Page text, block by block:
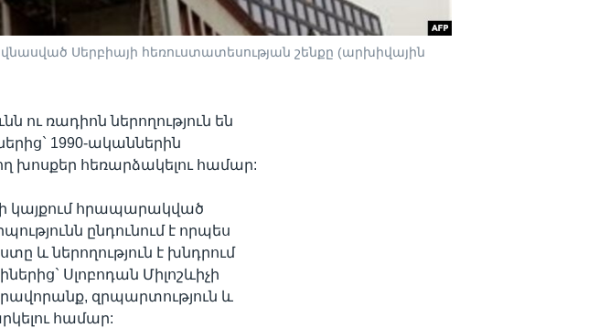
Սերբիայի հեռուստատեսության շենքը (արխիվային
ու ռադիոն ներողություն են
1990-ականներին
խոսքեր հեռարձակելու համար:
կայքում հրապարակված
ընդունում է որպես
և ներողություն է խնդրում
Սլոբոդան Միլոշևիչի
զրպարտություն և
համար: